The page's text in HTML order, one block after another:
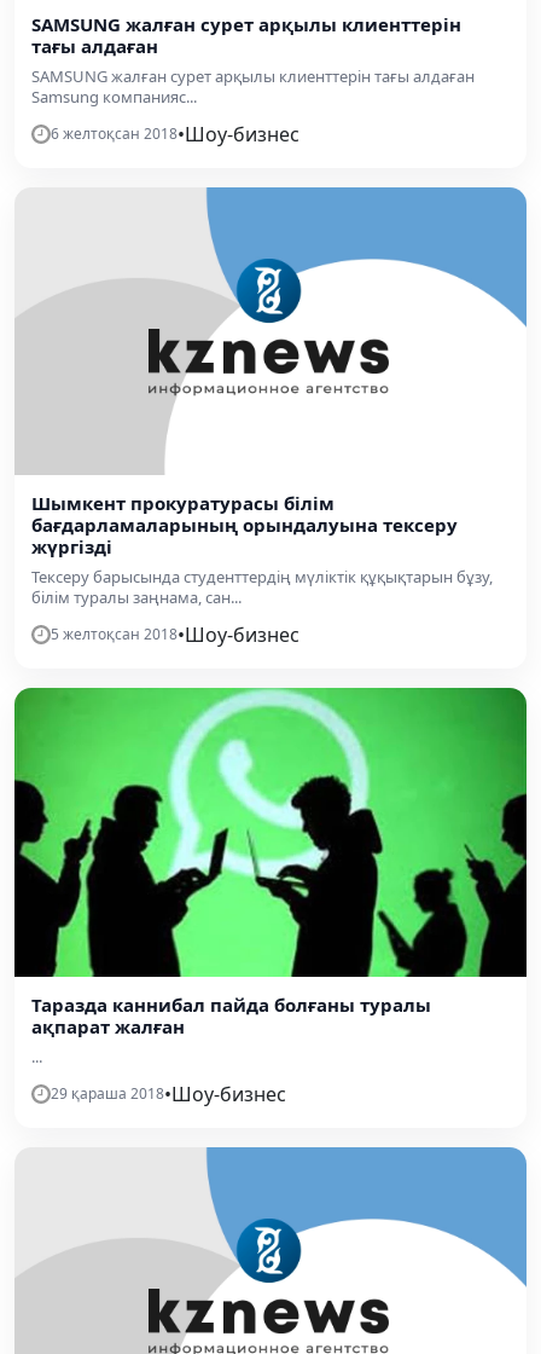
​SAMSUNG жалған сурет арқылы клиенттерін
тағы алдаған
​SAMSUNG жалған сурет арқылы клиенттерін тағы алдаған
Samsung компанияс...
6 желтоқсан 2018•Шоу-бизнес
Шымкент прокуратурасы білім
бағдарламаларының орындалуына тексеру
жүргізді
Тексеру барысында студенттердің мүліктік құқықтарын бұзу,
білім туралы заңнама, сан...
5 желтоқсан 2018•Шоу-бизнес
Таразда каннибал пайда болғаны туралы
ақпарат жалған
...
29 қараша 2018•Шоу-бизнес